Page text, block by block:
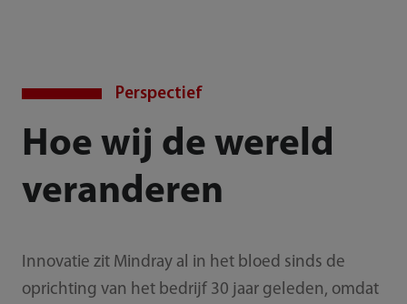
Perspectief
Hoe wij de wereld
veranderen
Innovatie zit Mindray al in het bloed sinds de
oprichting van het bedrijf 30 jaar geleden, omdat